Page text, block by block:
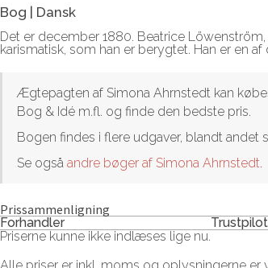
Bog | Dansk
Det er december 1880. Beatrice
karismatisk, som han er berygtet. Han er en
Ægtepagten af Simona Ahrnstedt kan
Bog & Idé m.fl. og finde den bedste pris.
Bogen findes i flere udgaver, blandt andet
Se også andre bøger af Simona Ahrnstedt.
Prissammenligning
Forhandler Trustpilot
Priserne kunne ikke indlæses lige nu.